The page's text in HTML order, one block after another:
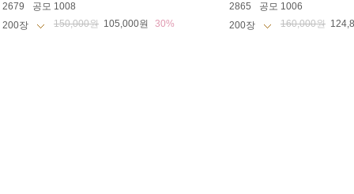
2679
공모 1008
150,000원 105,000원 30%
2865
공모 1006
160,000원